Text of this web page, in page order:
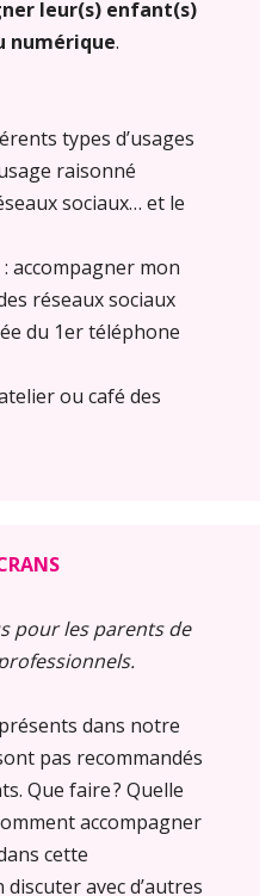
leur(s) enfant(s)
numérique.
types d’usages
raisonné
sociaux… et le
accompagner mon
réseaux sociaux
du 1er téléphone
ou café des
pour les parents de
dans notre
pas recommandés
Que faire ? Quelle
accompagner
cette
discuter avec d’autres